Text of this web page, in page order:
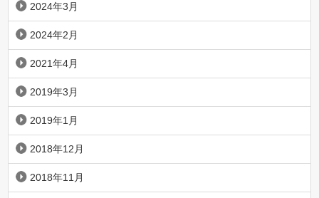
2024年3月
2024年2月
2021年4月
2019年3月
2019年1月
2018年12月
2018年11月